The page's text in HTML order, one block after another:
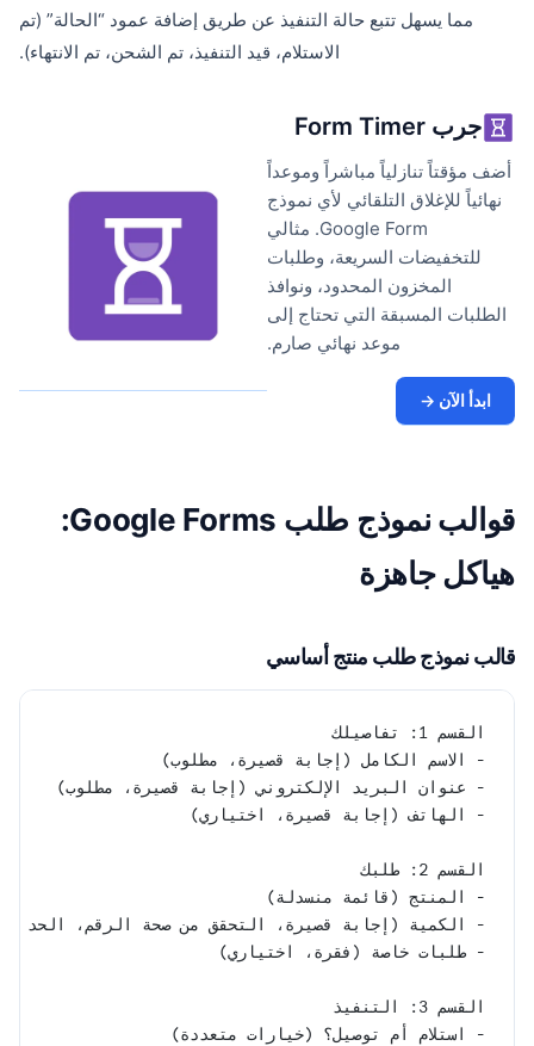
مما يسهل تتبع حالة التنفيذ عن طريق إضافة عمود “الحالة” (تم
الاستلام، قيد التنفيذ، تم الشحن، تم الانتهاء).
جرب Form Timer
أضف مؤقتاً تنازلياً مباشراً وموعداً
نهائياً للإغلاق التلقائي لأي نموذج
Google Form. مثالي
للتخفيضات السريعة، وطلبات
المخزون المحدود، ونوافذ
الطلبات المسبقة التي تحتاج إلى
موعد نهائي صارم.
ابدأ الآن →
قوالب نموذج طلب Google Forms:
هياكل جاهزة
قالب نموذج طلب منتج أساسي
القسم 1: تفاصيلك
- الاسم الكامل (إجابة قصيرة، مطلوب)
- عنوان البريد الإلكتروني (إجابة قصيرة، مطلوب)
- الهاتف (إجابة قصيرة، اختياري)
القسم 2: طلبك
- المنتج (قائمة منسدلة)
- الكمية (إجابة قصيرة، التحقق من صحة الرقم، الحد
- طلبات خاصة (فقرة، اختياري)
القسم 3: التنفيذ
- استلام أم توصيل؟ (خيارات متعددة)